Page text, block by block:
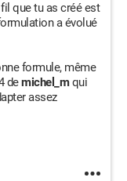
que tu as créé est
a évolué
formule, même
demichel_mqui
assez